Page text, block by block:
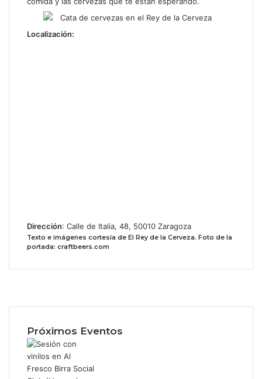
Localización:
Dirección: Calle de Italia, 48, 50010 Zaragoza
Texto e imágenes cortesía de El Rey de la Cerveza. Foto de la
portada: craftbeers.com
Próximos Eventos